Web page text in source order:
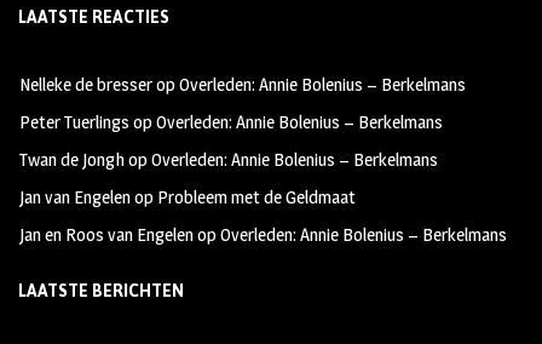
b
oo
k
ag
m
tt
LAATSTE REACTIES
Nelleke de bresseropOverleden: Annie Bolenius – Berkelmans
Peter Tuerlings opOverleden: Annie Bolenius – Berkelmans
Twan de JonghopOverleden: Annie Bolenius – Berkelmans
Jan van Engelenop Probleem met de Geldmaat
Jan en Roos van EngelenopOverleden: Annie Bolenius – Berkelmans
LAATSTE BERICHTEN